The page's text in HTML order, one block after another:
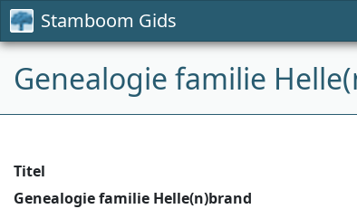
Stamboom Gids
Genealogie familie
Titel
Genealogie familie Helle(n)brand